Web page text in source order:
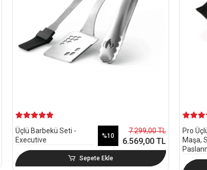
Üçlü Barbekü Seti -
Executive
%10
7.299,00 TL
6.569,00 TL
Sepete Ekle
Pro
Maşa,